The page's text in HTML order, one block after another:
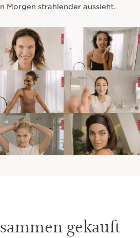
Morgen strahlender aussieht.
gekauft